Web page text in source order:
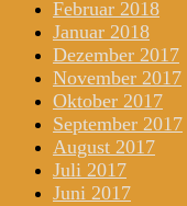
Februar 2018
Januar 2018
Dezember 2017
November 2017
Oktober 2017
September 2017
August 2017
Juli 2017
Juni 2017